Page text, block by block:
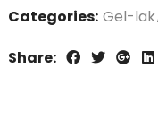
Categories: Gel-lak
Share: